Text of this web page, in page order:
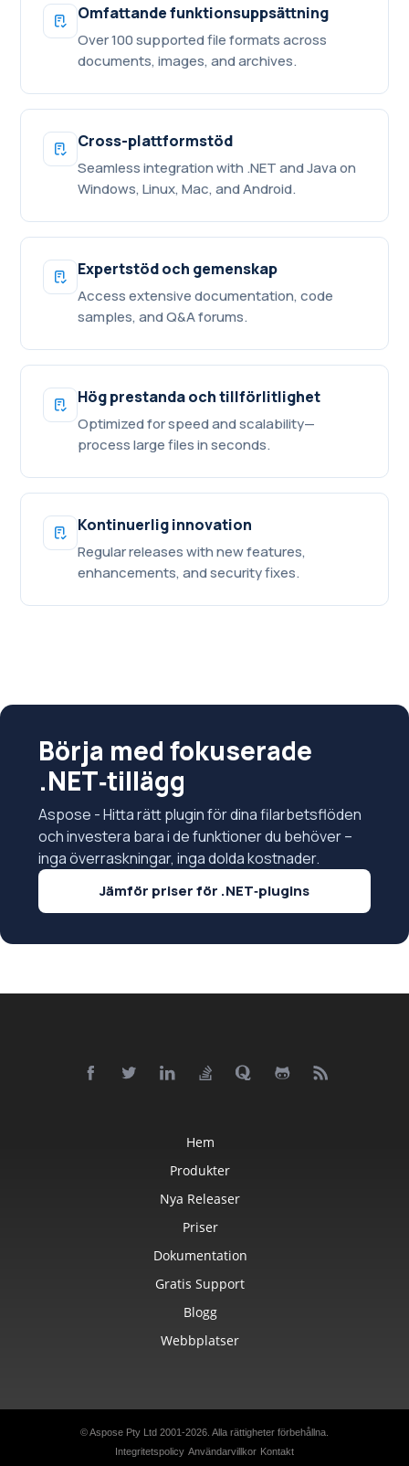
Omfattande funktionsuppsättning
Over 100 supported file formats across
documents, images, and archives.
Cross-plattformstöd
Seamless integration with .NET and Java on
Windows, Linux, Mac, and Android.
Expertstöd och gemenskap
Access extensive documentation, code
samples, and Q&A forums.
Hög prestanda och tillförlitlighet
Optimized for speed and scalability—
process large files in seconds.
Kontinuerlig innovation
Regular releases with new features,
enhancements, and security fixes.
Börja med fokuserade
.NET‑tillägg
Aspose - Hitta rätt plugin för dina filarbetsflöden
och investera bara i de funktioner du behöver –
inga överraskningar, inga dolda kostnader.
Jämför priser för .NET‑plugins
Hem
Produkter
Nya Releaser
Priser
Dokumentation
Gratis Support
Blogg
Webbplatser
© Aspose Pty Ltd 2001-2026. Alla rättigheter förbehållna.
Integritetspolicy Användarvillkor Kontakt